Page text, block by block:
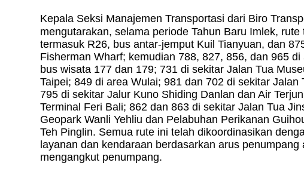
Kepala Seksi Manajemen Transportasi dari Biro
mengutarakan, selama periode Tahun Baru Imlek,
termasuk R26, bus antar-jemput Kuil Tianyuan, dan
Fisherman Wharf; kemudian 788, 827, 856, dan 965
bus wisata 177 dan 179; 731 di sekitar Jalan Tua
Taipei; 849 di area Wulai; 981 dan 702 di sekitar
795 di sekitar Jalur Kuno Shiding Danlan dan Air
Terminal Feri Bali; 862 dan 863 di sekitar Jalan Tua
Geopark Wanli Yehliu dan Pelabuhan Perikanan
Teh Pinglin. Semua rute ini telah dikoordinasikan
layanan dan kendaraan berdasarkan arus
mengangkut penumpang.